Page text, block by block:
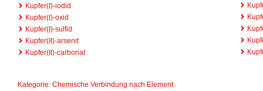
Kupfer(I)-iodid
Kupfer(I)-oxid
Kupfer(I)-sulfid
Kupfer(II)-arsenit
Kupfer(II)-carbonat
Kategorie: Chemische Verbindung nach Element